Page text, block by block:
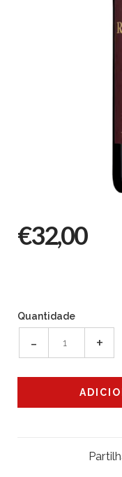
€32,00
Quantidade
- +